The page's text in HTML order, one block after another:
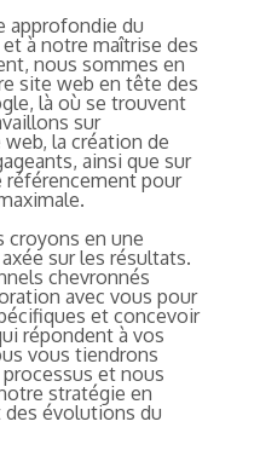
approfondie du
à notre maîtrise des
nous sommes en
site web en tête des
là où se trouvent
sur
la création de
ainsi que sur
référencement pour
croyons en une
sur les résultats.
chevronnés
avec vous pour
et concevoir
répondent à vos
vous tiendrons
et nous
stratégie en
évolutions du